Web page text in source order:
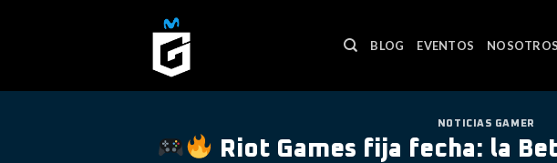
BLOG EVENTOS NOSOTROS
NOTICIAS GAMER
Riot Games fija fecha: la